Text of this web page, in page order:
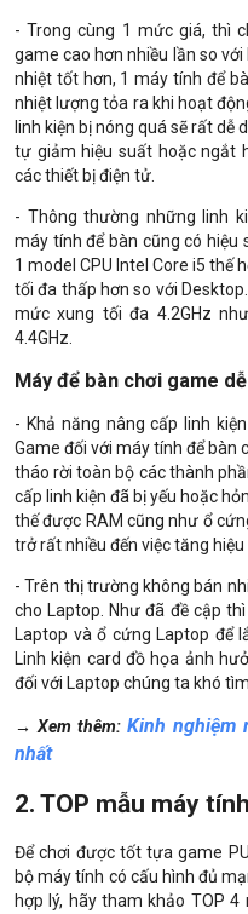
- Trong cùng 1 mức giá, thì
game cao hơn nhiều lần so
nhiệt tốt hơn, 1 máy tính để
nhiệt lượng tỏa ra khi hoạt
linh kiện bị nóng quá sẽ rất dễ
tự giảm hiệu suất hoặc ngắt
các thiết bị điện tử.
- Thông thường những linh
máy tính để bàn cũng có hiệu
1 model CPU Intel Core i5 thế
tối đa thấp hơn so với
mức xung tối đa 4.2GHz
4.4GHz.
Máy để bàn chơi game
- Khả năng nâng cấp linh
Game đối với máy tính để bàn
tháo rời toàn bộ các thành
cấp linh kiện đã bị yếu hoặc
thế được RAM cũng như ổ
trở rất nhiều đến việc tăng
- Trên thị trường không bán
cho Laptop. Như đã đề cập
Laptop và ổ cứng Laptop để
Linh kiện card đồ họa ảnh
đối với Laptop chúng ta khó
→ Xem thêm: Kinh nghiệm
nhất
2. TOP mẫu máy
Để chơi được tốt tựa game
bộ máy tính có cấu hình đủ
hợp lý, hãy tham khảo TOP